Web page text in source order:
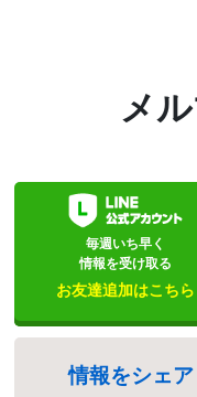
メ
毎週いち早く
情報を受け取る
お友達追加はこちら
情報をシェア